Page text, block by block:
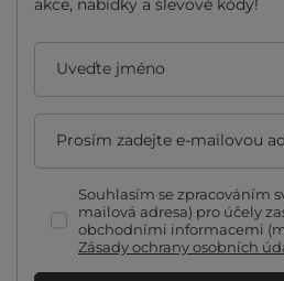
akce, nabídky a slevové kódy!
Uveďte jméno
Prosím zadejte e-mailovou
Souhlasím se zpracováním
mailová adresa) pro účely
obchodními informacemi
Zásady ochrany osobních